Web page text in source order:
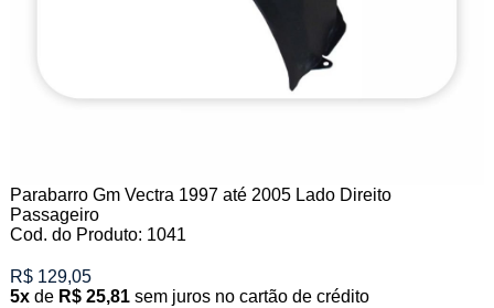
Parabarro Gm Vectra 1997 até 2005 Lado Direito
Passageiro
Cod. do Produto: 1041
R$ 129,05
5xde R$ 25,81 sem juros no cartão de crédito